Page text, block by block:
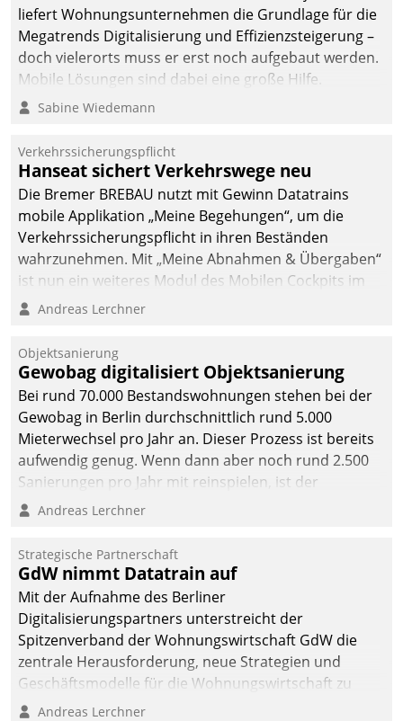
liefert Wohnungsunternehmen die Grundlage für die
Megatrends Digitalisierung und Effizienzsteigerung –
doch vielerorts muss er erst noch aufgebaut werden.
Mobile Lösungen sind dabei eine große Hilfe.
Sabine Wiedemann
Verkehrssicherungspflicht
Hanseat sichert Verkehrswege neu
Die Bremer BREBAU nutzt mit Gewinn Datatrains
mobile Applikation „Meine Begehungen“, um die
Verkehrssicherungspflicht in ihren Beständen
wahrzunehmen. Mit „Meine Abnahmen & Übergaben“
ist nun ein weiteres Modul des Mobilen Cockpits im
Einsatz.
Andreas Lerchner
Objektsanierung
Gewobag digitalisiert Objektsanierung
Bei rund 70.000 Bestandswohnungen stehen bei der
Gewobag in Berlin durchschnittlich rund 5.000
Mieterwechsel pro Jahr an. Dieser Prozess ist bereits
aufwendig genug. Wenn dann aber noch rund 2.500
Sanierungen pro Jahr mit reinspielen, ist der
Betreuungs- und Organisationsaufwand immens. Im
kommunale Wohnungsbauunternehmen daher
gemeinsam mit der Berliner Datatrain GmbH den
Teilprozess der Objektsanierung digitalisiert.
Andreas Lerchner
Strategische Partnerschaft
GdW nimmt Datatrain auf
Mit der Aufnahme des Berliner
Digitalisierungspartners unterstreicht der
Spitzenverband der Wohnungswirtschaft GdW die
zentrale Herausforderung, neue Strategien und
Geschäftsmodelle für die Wohnungswirtschaft zu
entwickeln.
Andreas Lerchner